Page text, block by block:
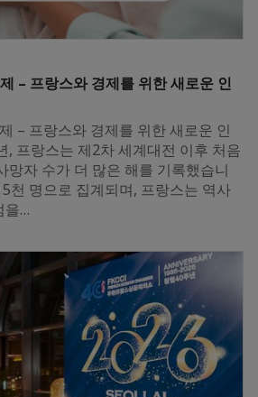
– 프랑스와 경제를 위한 새로운 인
– 프랑스와 경제를 위한 새로운 인
, 프랑스는 제2차 세계대전 이후 처음
망자 수가 더 많은 해를 기록했습니
천 명으로 집계되며, 프랑스는 역사
을…